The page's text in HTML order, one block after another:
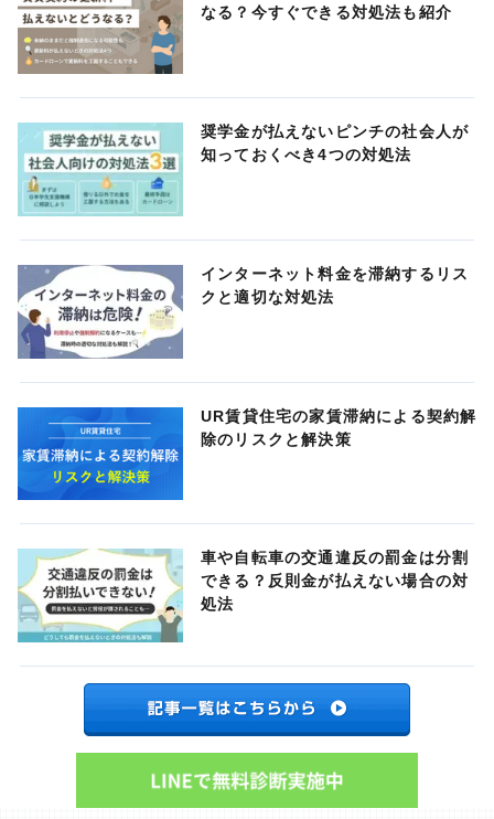
なる？今すぐできる対処法も紹介
奨学金が払えないピンチの社会人が
知っておくべき4つの対処法
インターネット料金を滞納するリス
クと適切な対処法
UR賃貸住宅の家賃滞納による契約解
除のリスクと解決策
車や自転車の交通違反の罰金は分割
できる？反則金が払えない場合の対
処法